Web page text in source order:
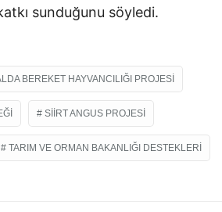
sunduğunu söyledi.
BEREKET HAYVANCILIĞI PROJESI
SIIRT ANGUS PROJESI
TARIM VE ORMAN BAKANLIĞI DESTEKLERI